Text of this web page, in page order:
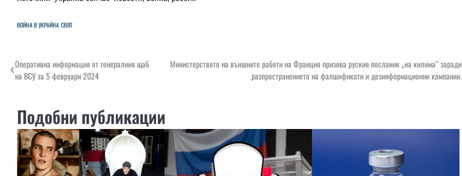
ВОЙНА В УКРАЙНА СВЯТ
Навигация
Оперативна информация от генералния щаб
на ВСУ за 5 февруари 2024
Министерството на външните работи на Франция призова руския посланик „на килима“ заради
разпространението на фалшификати и дезинформационни кампании.
Подобни публикации